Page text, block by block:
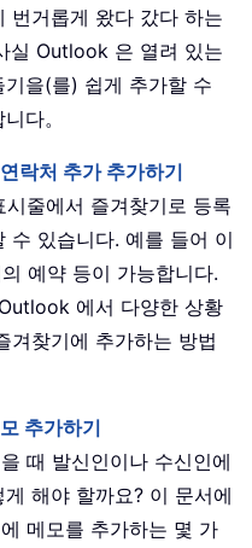
번거롭게 왔다 갔다 하는
실 Outlook 은 열려 있는
을(를) 쉽게 추가할 수
다。
락처 추가 추가하기
줄에서 즐겨찾기로 등록
수 있습니다. 예를 들어 이
예약 등이 가능합니다.
에서 다양한 상황
겨찾기에 추가하는 방법
추가하기
때 발신인이나 수신인에
해야 할까요? 이 문서에
메모를 추가하는 몇 가